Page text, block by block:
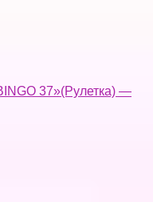
37»(Рулетка) —